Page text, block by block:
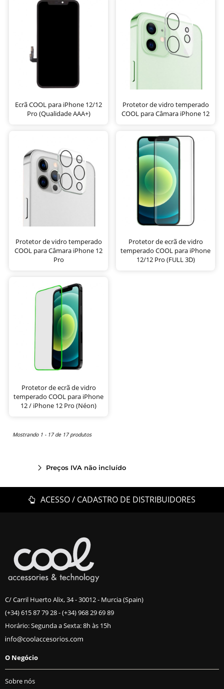
Ecrã COOL para iPhone 12/12
Pro (Qualidade AAA+)
Protetor de vidro temperado
COOL para Câmara iPhone 12
Protetor de vidro temperado
COOL para Câmara iPhone 12
Pro
Protetor de ecrã de vidro
temperado COOL para iPhone
12/12 Pro (FULL 3D)
Protetor de ecrã de vidro
temperado COOL para iPhone
12 / iPhone 12 Pro (Néon)
Mostrando 1 - 17 de 17 produtos
Preços IVA não incluído
ACESSO / CADASTRO DE DISTRIBUIDORES
C/ Carril Huerto Alix, 34 - 30012 - Murcia (Spain)
(+34) 615 87 79 28-(+34) 968 29 69 89
Horário: Segunda a Sexta: 8h às 15h
O Negócio
Sobre nós